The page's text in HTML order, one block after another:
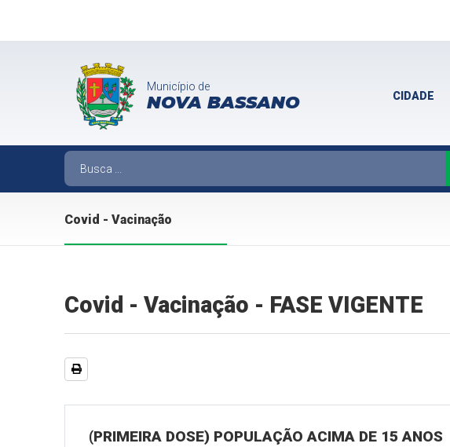
Município de
NOVA BASSANO CIDADE
Covid - Vacinação
Covid - Vacinação - FASE VIGENTE
(PRIMEIRA DOSE) POPULAÇÃO ACIMA DE 15 ANOS